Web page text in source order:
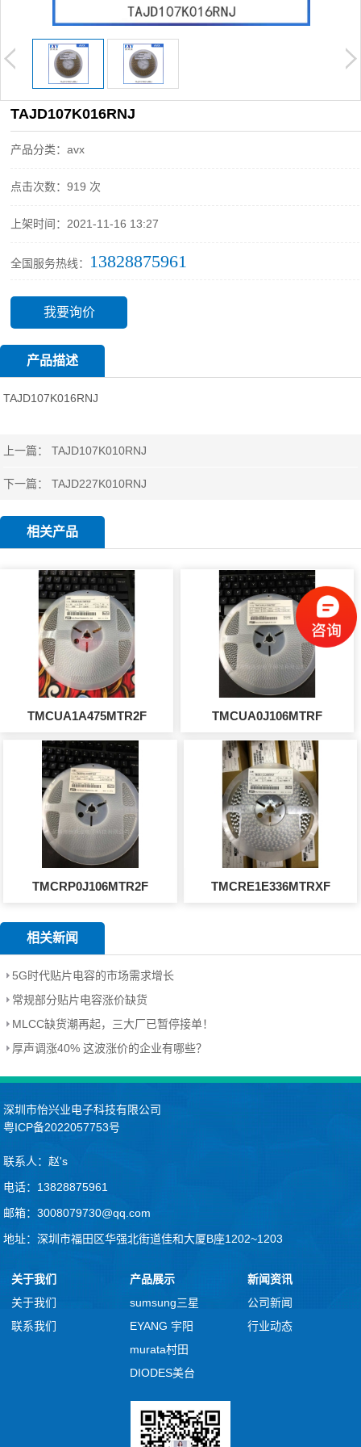
TAJD107K016RNJ
产品分类：avx
点击次数：919 次
上架时间：2021-11-16 13:27
全国服务热线： 13828875961
我要询价
产品描述
TAJD107K016RNJ
上一篇：TAJD107K010RNJ
下一篇：TAJD227K010RNJ
相关产品
TMCUA1A475MTR2F TMCUA0J106MTRF
TMCRP0J106MTR2F TMCRE1E336MTRXF
相关新闻
5G时代贴片电容的市场需求增长
常规部分贴片电容涨价缺货
MLCC缺货潮再起，三大厂已暂停接单！
厚声调涨40% 这波涨价的企业有哪些？
深圳市怡兴业电子科技有限公司
粤ICP备2022057753号
联系人：赵's
电话：13828875961
邮箱：3008079730@qq.com
地址：深圳市福田区华强北街道佳和大厦B座1202~1203
关于我们
关于我们
联系我们
产品展示
sumsung三星
EYANG 宇阳
murata村田
DIODES美台
nichicon
kemet
新闻资讯
公司新闻
行业动态